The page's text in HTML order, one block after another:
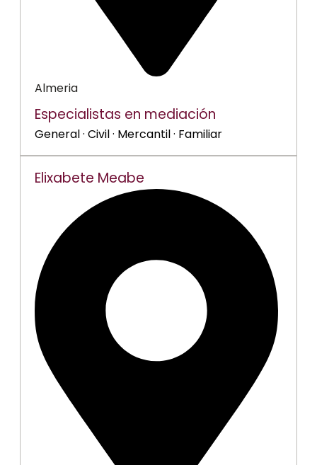
Almeria
Especialistas en mediación
General · Civil · Mercantil · Familiar
Elixabete Meabe